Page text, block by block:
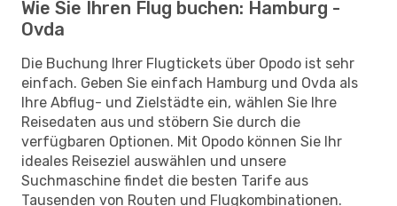
Wie Sie Ihren Flug buchen: Hamburg -
Ovda
Die Buchung Ihrer Flugtickets über Opodo ist sehr
einfach. Geben Sie einfach Hamburg und Ovda als
Ihre Abflug- und Zielstädte ein, wählen Sie Ihre
Reisedaten aus und stöbern Sie durch die
verfügbaren Optionen. Mit Opodo können Sie Ihr
ideales Reiseziel auswählen und unsere
Suchmaschine findet die besten Tarife aus
Tausenden von Routen und Flugkombinationen.